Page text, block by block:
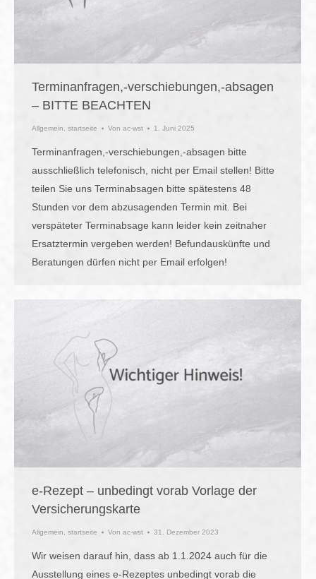
Terminanfragen,-verschiebungen,-absagen
– BITTE BEACHTEN
Allgemein startseite Von ac-wst 1. Juni 2025
Terminanfragen,-verschiebungen,-absagen bitte
ausschließlich telefonisch, nicht per Email stellen! Bitte
teilen Sie uns Terminabsagen bitte spätestens 48
Stunden vor dem abzusagenden Termin mit. Bei
verspäteter Terminabsage kann leider kein zeitnaher
Ersatztermin vergeben werden! Befundauskünfte und
Beratungen dürfen nicht per Email erfolgen!
e-Rezept – unbedingt vorab Vorlage der
Versicherungskarte
Allgemein startseite Von ac-wst 31. Dezember 2023
Wir weisen darauf hin, dass ab 1.1.2024 auch für die
Ausstellung eines e-Rezeptes unbedingt vorab die